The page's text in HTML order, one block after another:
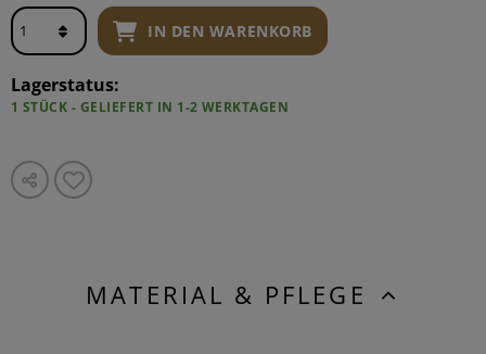
IN DEN WARENKORB
Lagerstatus:
1 STÜCK - GELIEFERT IN 1-2 WERKTAGEN
MATERIAL & PFLEGE